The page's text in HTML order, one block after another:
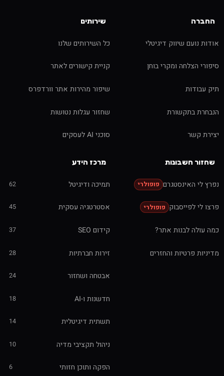
החברה
אודות נועם שיווק דיגיטלי
סיפורי הצלחה ומקרי בוחן
תיק עבודות
הנבחרת בתקשורת
יצירת קשר
שירותים
כל השירותים שלנו
קניית קישורים לאתר
שיפור מהירות אתר וורדפרס
שחזור עגלות נטושות
סוכני AI לעסקים
שחזור חשבונות
נפרץ לי האינסטגרם פופולרי
פרצו לי לפייסבוק פופולרי
כמה עולה לבנות אתר?
מדיניות פרטיות והחזרים
מרכז הידע
תמיכה ודיגיטל 62
אסטרטגיה עסקית 45
קידום SEO 37
זירות חברתיות 28
אבטחה ושחזור 24
חדשנות ו-AI 18
תשתית דיגיטלית 14
ניהול תקציבי מדיה 10
הפקה ותוכן חזותי 6